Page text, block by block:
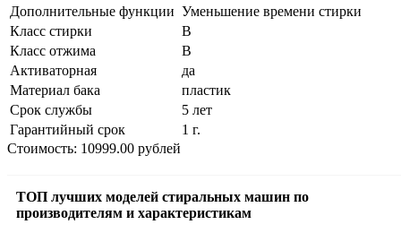
Дополнительные функции Уменьшение времени стирки
Класс стирки
B
Класс отжима
B
Активаторная
да
Материал бака
пластик
Срок службы
5 лет
Гарантийный срок
1 г.
Стоимость: 10999.00 рублей
ТОП лучших моделей стиральных машин по
производителям и характеристикам